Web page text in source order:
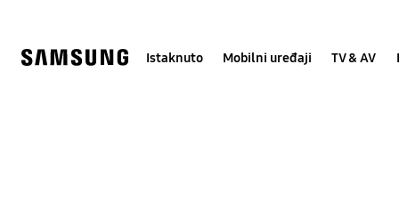
help
Istaknuto Mobilni uređaji TV & AV